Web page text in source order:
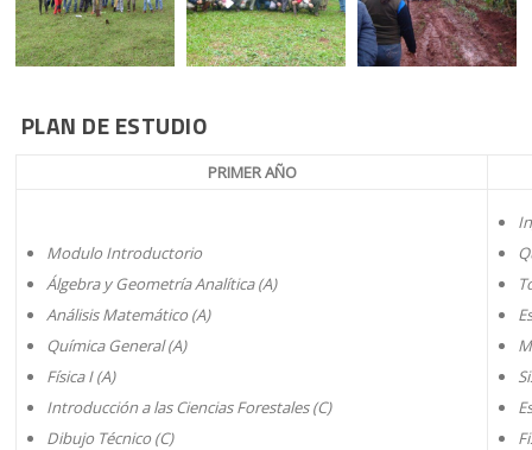
PLAN DE ESTUDIO
PRIMER AÑO
Modulo Introductorio
Álgebra y Geometría Analítica (A)
Análisis Matemático (A)
Química General (A)
Física I (A)
Introducción a las Ciencias Forestales (C)
Dibujo Técnico (C)